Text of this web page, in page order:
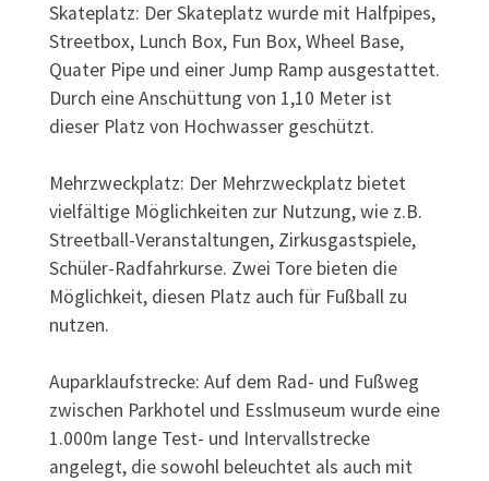
Skateplatz: Der Skateplatz wurde mit Halfpipes,
Streetbox, Lunch Box, Fun Box, Wheel Base,
Quater Pipe und einer Jump Ramp ausgestattet.
Durch eine Anschüttung von 1,10 Meter ist
dieser Platz von Hochwasser geschützt.
Mehrzweckplatz: Der Mehrzweckplatz bietet
vielfältige Möglichkeiten zur Nutzung, wie z.B.
Streetball-Veranstaltungen, Zirkusgastspiele,
Schüler-Radfahrkurse. Zwei Tore bieten die
Möglichkeit, diesen Platz auch für Fußball zu
nutzen.
Auparklaufstrecke: Auf dem Rad- und Fußweg
zwischen Parkhotel und Esslmuseum wurde eine
1.000m lange Test- und Intervallstrecke
angelegt, die sowohl beleuchtet als auch mit